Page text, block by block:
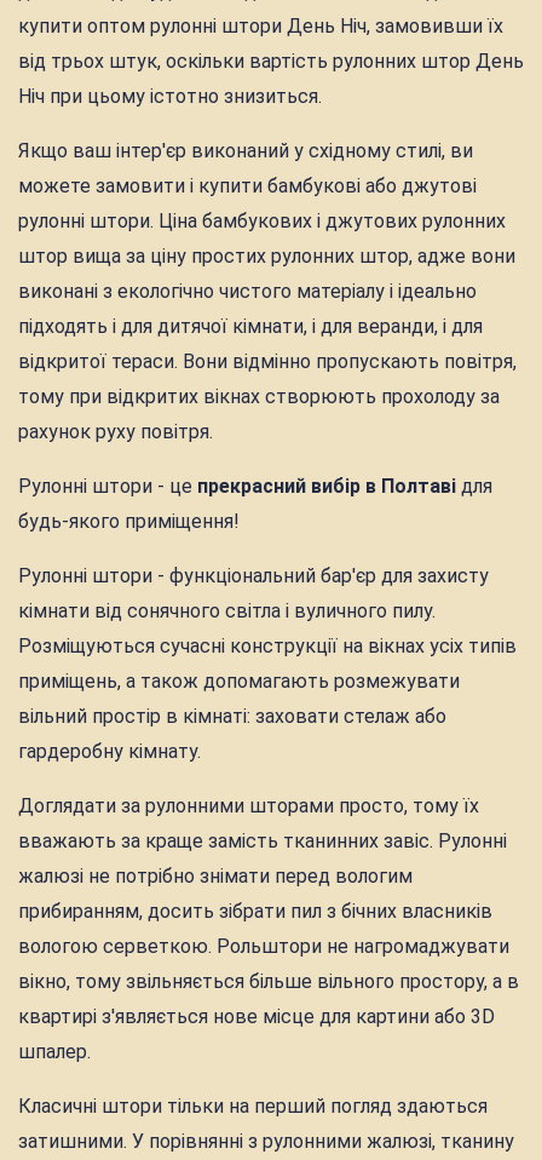
купити оптом рулонні штори День Ніч, замовивши їх
від трьох штук, оскільки вартість рулонних штор День
Ніч при цьому істотно знизиться.
Якщо ваш інтер'єр виконаний у східному стилі, ви
можете замовити і купити бамбукові або джутові
рулонні штори. Ціна бамбукових і джутових рулонних
штор вища за ціну простих рулонних штор, адже вони
виконані з екологічно чистого матеріалу і ідеально
підходять і для дитячої кімнати, і для веранди, і для
відкритої тераси. Вони відмінно пропускають повітря,
тому при відкритих вікнах створюють прохолоду за
рахунок руху повітря.
Рулонні штори - це прекрасний вибір в Полтаві для
будь-якого приміщення!
Рулонні штори - функціональний бар'єр для захисту
кімнати від сонячного світла і вуличного пилу.
Розміщуються сучасні конструкції на вікнах усіх типів
приміщень, а також допомагають розмежувати
вільний простір в кімнаті: заховати стелаж або
гардеробну кімнату.
Доглядати за рулонними шторами просто, тому їх
вважають за краще замість тканинних завіс. Рулонні
жалюзі не потрібно знімати перед вологим
прибиранням, досить зібрати пил з бічних власників
вологою серветкою. Рольштори не нагромаджувати
вікно, тому звільняється більше вільного простору, а в
квартирі з'являється нове місце для картини або 3D
шпалер.
Класичні штори тільки на перший погляд здаються
затишними. У порівнянні з рулонними жалюзі, тканину